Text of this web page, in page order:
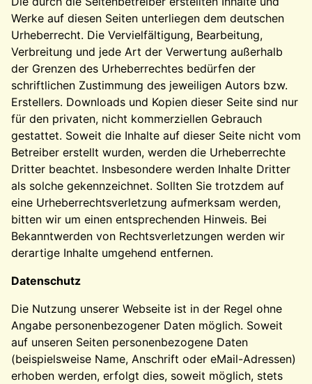
Werke auf diesen Seiten unterliegen dem deutschen
Urheberrecht. Die Vervielfältigung, Bearbeitung,
Verbreitung und jede Art der Verwertung außerhalb
der Grenzen des Urheberrechtes bedürfen der
schriftlichen Zustimmung des jeweiligen Autors bzw.
Erstellers. Downloads und Kopien dieser Seite sind nur
für den privaten, nicht kommerziellen Gebrauch
gestattet. Soweit die Inhalte auf dieser Seite nicht vom
Betreiber erstellt wurden, werden die Urheberrechte
Dritter beachtet. Insbesondere werden Inhalte Dritter
als solche gekennzeichnet. Sollten Sie trotzdem auf
eine Urheberrechtsverletzung aufmerksam werden,
bitten wir um einen entsprechenden Hinweis. Bei
Bekanntwerden von Rechtsverletzungen werden wir
derartige Inhalte umgehend entfernen.
Datenschutz
Die Nutzung unserer Webseite ist in der Regel ohne
Angabe personenbezogener Daten möglich. Soweit
auf unseren Seiten personenbezogene Daten
(beispielsweise Name, Anschrift oder eMail-Adressen)
erhoben werden, erfolgt dies, soweit möglich, stets